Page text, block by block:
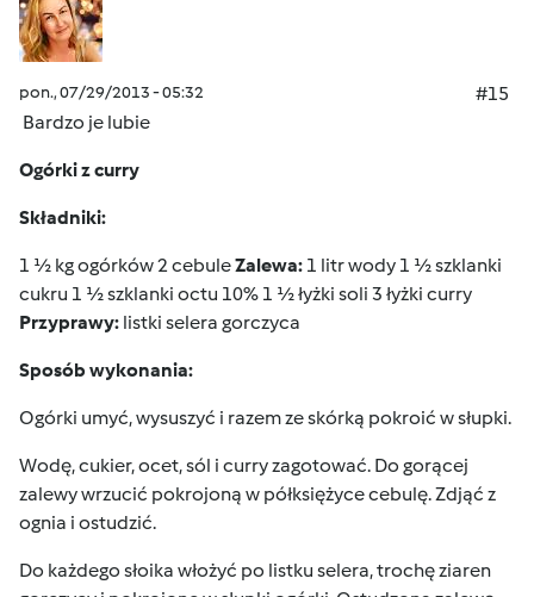
pon., 07/29/2013 - 05:32
#15
Bardzo je lubie
Ogórki z curry
Składniki:
1 ½ kg ogórków 2 cebuleZalewa: 1 litr wody 1 ½ szklanki
cukru 1 ½ szklanki octu 10% 1 ½ łyżki soli 3 łyżki curry
Przyprawy: listki selera gorczyca
Sposób wykonania:
Ogórki umyć, wysuszyć i razem ze skórką pokroić w słupki.
Wodę, cukier, ocet, sól i curry zagotować. Do gorącej
zalewy wrzucić pokrojoną w półksiężyce cebulę. Zdjąć z
ognia i ostudzić.
Do każdego słoika włożyć po listku selera, trochę ziaren